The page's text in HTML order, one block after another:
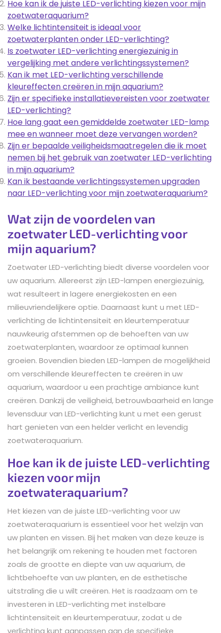
Hoe kan ik de juiste LED-verlichting kiezen voor mijn
zoetwateraquarium?
Welke lichtintensiteit is ideaal voor
zoetwaterplanten onder LED-verlichting?
Is zoetwater LED-verlichting energiezuinig in
vergelijking met andere verlichtingssystemen?
Kan ik met LED-verlichting verschillende
kleureffecten creëren in mijn aquarium?
Zijn er specifieke installatievereisten voor zoetwater
LED-verlichting?
Hoe lang gaat een gemiddelde zoetwater LED-lamp
mee en wanneer moet deze vervangen worden?
Zijn er bepaalde veiligheidsmaatregelen die ik moet
nemen bij het gebruik van zoetwater LED-verlichting
in mijn aquarium?
Kan ik bestaande verlichtingssystemen upgraden
naar LED-verlichting voor mijn zoetwateraquarium?
Wat zijn de voordelen van
zoetwater LED-verlichting voor
mijn aquarium?
Zoetwater LED-verlichting biedt diverse voordelen voor
uw aquarium. Allereerst zijn LED-lampen energiezuinig,
wat resulteert in lagere energiekosten en een
milieuvriendelijkere optie. Daarnaast kunt u met LED-
verlichting de lichtintensiteit en kleurtemperatuur
nauwkeurig afstemmen op de behoeften van uw
zoetwaterplanten, waardoor ze optimaal kunnen
groeien. Bovendien bieden LED-lampen de mogelijkheid
om verschillende kleureffecten te creëren in uw
aquarium, waardoor u een prachtige ambiance kunt
creëren. Dankzij de veiligheid, betrouwbaarheid en lange
levensduur van LED-verlichting kunt u met een gerust
hart genieten van een helder verlicht en levendig
zoetwateraquarium.
Hoe kan ik de juiste LED-verlichting
kiezen voor mijn
zoetwateraquarium?
Het kiezen van de juiste LED-verlichting voor uw
zoetwateraquarium is essentieel voor het welzijn van
uw planten en vissen. Bij het maken van deze keuze is
het belangrijk om rekening te houden met factoren
zoals de grootte en diepte van uw aquarium, de
lichtbehoefte van uw planten, en de esthetische
uitstraling die u wilt creëren. Het is raadzaam om te
investeren in LED-verlichting met instelbare
lichtintensiteit en kleurtemperatuur, zodat u de
verlichting kunt aanpassen aan de specifieke